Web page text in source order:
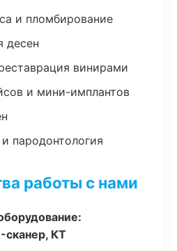
и пломбирование
десен
винирами
и мини-имплантов
пародонтология
работы с нами
сканер, КТ